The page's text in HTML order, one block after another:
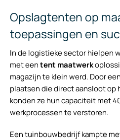
Opslagtenten op
toepassingen en
In de logistieke sector hielpen
met eentent maatwerk
magazijn te klein werd. Door
plaatsen die direct aansloot op
konden ze hun capaciteit met
werkprocessen te verstoren.
Een tuinbouwbedrijf kampte